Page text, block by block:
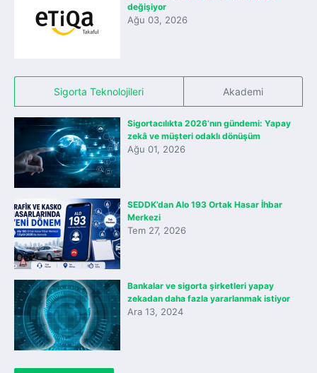
değişiyor
Ağu 03, 2026
Sigorta Teknolojileri Akademi
Sigortacılıkta 2026’nın gündemi: Yapay
zekâ ve müşteri odaklı dönüşüm
Ağu 01, 2026
SEDDK’dan Alo 193 Ortak Hasar İhbar
Merkezi
Tem 27, 2026
Bankalar ve sigorta şirketleri yapay
zekadan daha fazla yararlanmak istiyor
Ara 13, 2024